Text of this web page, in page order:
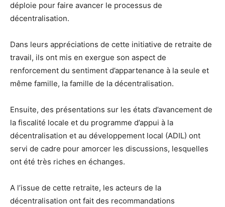
déploie pour faire avancer le processus de
décentralisation.
Dans leurs appréciations de cette initiative de retraite de
travail, ils ont mis en exergue son aspect de
renforcement du sentiment d’appartenance à la seule et
même famille, la famille de la décentralisation.
Ensuite, des présentations sur les états d’avancement de
la fiscalité locale et du programme d’appui à la
décentralisation et au développement local (ADIL) ont
servi de cadre pour amorcer les discussions, lesquelles
ont été très riches en échanges.
A l’issue de cette retraite, les acteurs de la
décentralisation ont fait des recommandations